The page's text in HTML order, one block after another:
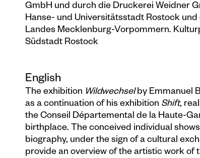
GmbH und durch die Druckerei Weidner
Hanse- und Universitätsstadt Rostock
Landes Mecklenburg-Vorpommern.
Südstadt Rostock
English
The exhibition Wildwechselby Emmanuel
as a continuation of his exhibition Shift,
the Conseil Départemental de la Haute-
birthplace. The conceived individual
biography, under the sign of a cultural
provide an overview of the artistic work of